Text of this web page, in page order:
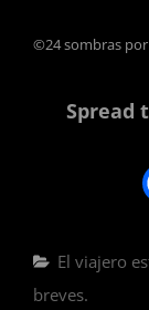
©24 sombras
Spread
Categorías
El viajero
breves.